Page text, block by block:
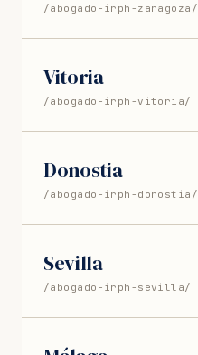
/abogado-irph-zaragoza/
Vitoria
/abogado-irph-vitoria/
Donostia
/abogado-irph-donostia/
Sevilla
/abogado-irph-sevilla/